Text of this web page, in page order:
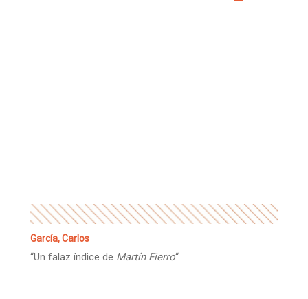
García, Carlos
“Un falaz índice de Martín Fierro“